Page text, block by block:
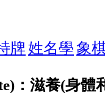
牌姓名學象
：滋養(身體